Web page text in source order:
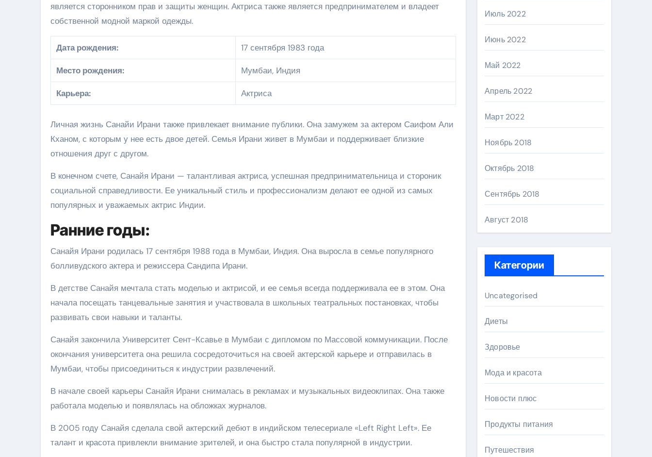
является сторонником прав и защиты женщин. Актриса также является предпринимателем и владеет
собственной модной маркой одежды.
Дата рождения: 17 сентября 1983 года
Место рождения: Мумбаи, Индия
Карьера: Актриса
Личная жизнь Санайи Ирани также привлекает внимание публики. Она замужем за актером Саифом Али
Кханом, с которым у нее есть двое детей. Семья Ирани живет в Мумбаи и поддерживает близкие
отношения друг с другом.
В конечном счете, Санайя Ирани — талантливая актриса, успешная предпринимательница и стороник
социальной справедливости. Ее уникальный стиль и профессионализм делают ее одной из самых
популярных и уважаемых актрис Индии.
Ранние годы:
Санайя Ирани родилась 17 сентября 1988 года в Мумбаи, Индия. Она выросла в семье популярного
болливудского актера и режиссера Сандипа Ирани.
В детстве Санайя мечтала стать моделью и актрисой, и ее семья всегда поддерживала ее в этом. Она
начала посещать танцевальные занятия и участвовала в школьных театральных постановках, чтобы
развивать свои навыки и таланты.
Санайя закончила Университет Сент-Ксавье в Мумбаи с дипломом по Массовой коммуникации. После
окончания университета она решила сосредоточиться на своей актерской карьере и отправилась в
Мумбаи, чтобы присоединиться к индустрии развлечений.
В начале своей карьеры Санайя Ирани снималась в рекламах и музыкальных видеоклипах. Она также
работала моделью и появлялась на обложках журналов.
В 2005 году Санайя сделала свой актерский дебют в индийском телесериале «Left Right Left». Ее
талант и красота привлекли внимание зрителей, и она быстро стала популярной в индустрии.
Июль 2022
Июнь 2022
Май 2022
Апрель 2022
Март 2022
Ноябрь 2018
Октябрь 2018
Сентябрь 2018
Август 2018
Категории
Uncategorised
Диеты
Здоровье
Мода и красота
Новости плюс
Продукты питания
Путешествия